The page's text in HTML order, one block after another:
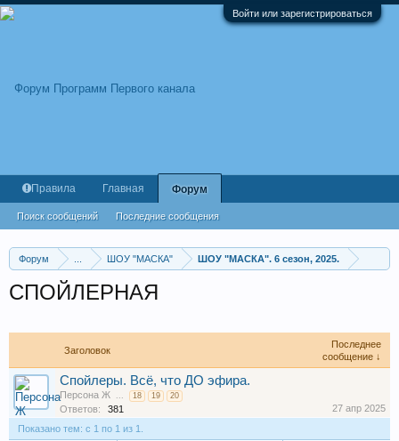
Войти или зарегистрироваться
Форум ШОУ "МАСКА" ШОУ "МАСКА". 6 сезон, 2025.
СПОЙЛЕРНАЯ
Заголовок
Последнее
сообщение ↓
Спойлеры. Всё, что ДО эфира.
Персона Ж ... 18 19 20
Ответов: 381
27 апр 2025
Показано тем: с 1 по 1 из 1.
Правила Главная Форум
Поиск сообщений Последние сообщения